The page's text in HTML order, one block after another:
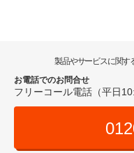
製品やサービスに関す
お電話でのお問合せ
フリーコール電話（平日